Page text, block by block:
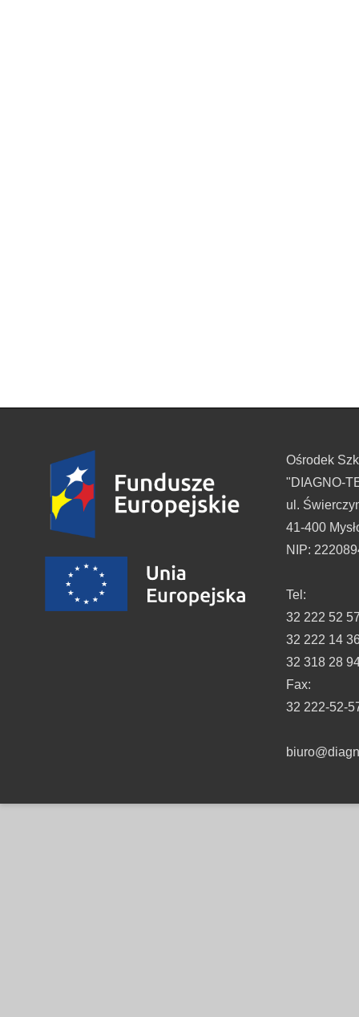
Ośrodek
"DIAGNO-
ul.
41-400
NIP:
Tel:
32 222 52
32 222 14
32 318 28
Fax:
32 222-52-